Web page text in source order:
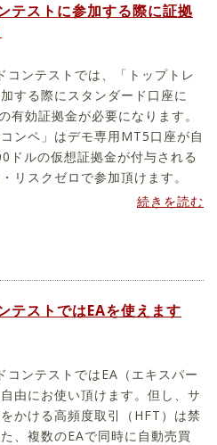
テストに参加する際に証拠
コンテストでは、「トップトレ
する際にスタンダード口座に
有効証拠金が必要になります。
ンペ」はデモ専用MT5口座が自
ドルの仮想証拠金が付与される
リスクゼロで参加頂けます。
続きを読む
テストではEAを使えます
コンテストではEA（エキスパー
由にお使い頂けます。但し、サ
かける高頻度取引（HFT）は禁
、複数のEAで同時に自動売買